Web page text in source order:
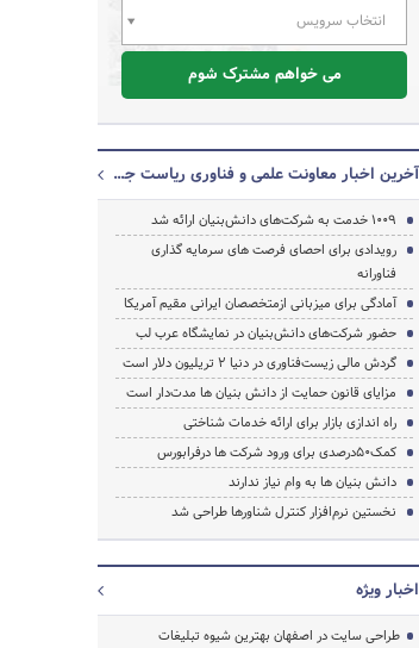
انتخاب سرویس
می خواهم مشترک شوم
آخرین اخبار معاونت علمی و فناوری ریاست جمهوری
1009 خدمت به شرکت‌های دانش‌بنیان ارائه شد
رویدادی برای احصای فرصت های سرمایه گذاری
فناورانه
آمادگی برای میزبانی ازمتخصصان ایرانی مقیم آمریکا
حضور شرکت‌های دانش‌بنیان در نمایشگاه عرب لب
گردش مالی زیست‌فناوری در دنیا ۲ تریلیون دلار است
مزایای قانون حمایت از دانش بنیان ها مدت‌دار است
راه اندازی بازار برای ارائه خدمات شناختی
کمک۵۰درصدی برای ورود شرکت ها درفرابورس
دانش بنیان ها به وام نیاز ندارند
نخستین نرم‌افزار کنترل شناورها طراحی شد
اخبار ویژه
طراحی سایت در اصفهان بهترین شیوه تبلیغات